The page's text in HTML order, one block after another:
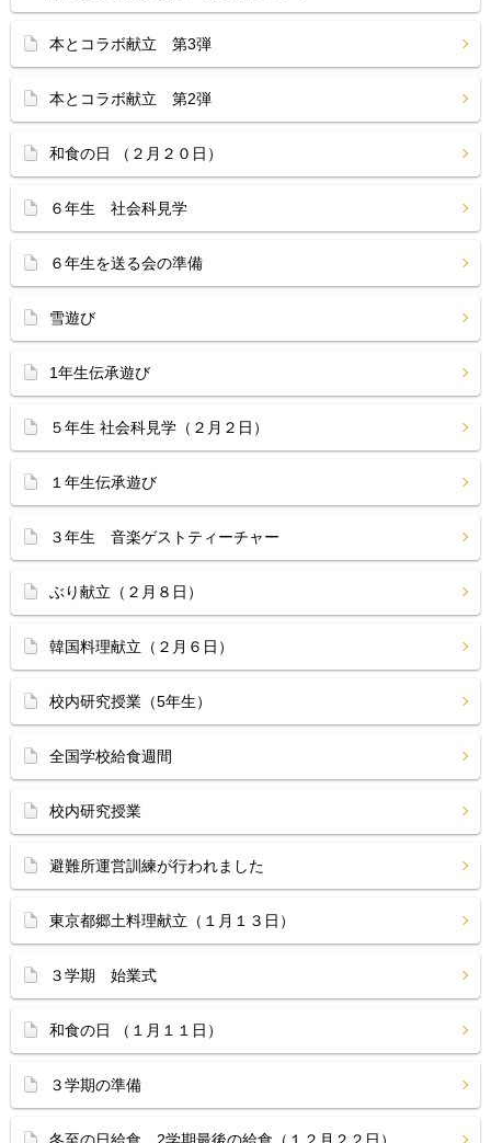
本とコラボ献立 第3弾
本とコラボ献立 第2弾
和食の日 （２月２０日）
６年生 社会科見学
６年生を送る会の準備
雪遊び
1年生伝承遊び
５年生 社会科見学（２月２日）
１年生伝承遊び
３年生 音楽ゲストティーチャー
ぶり献立（２月８日）
韓国料理献立（２月６日）
校内研究授業（5年生）
全国学校給食週間
校内研究授業
避難所運営訓練が行われました
東京都郷土料理献立（１月１３日）
３学期 始業式
和食の日 （１月１１日）
３学期の準備